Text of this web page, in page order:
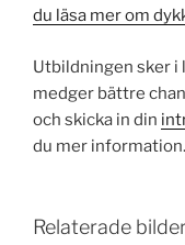
du läsa mer om
Utbildningen sker i
medger bättre
och skicka in din
du mer information.
Relaterade